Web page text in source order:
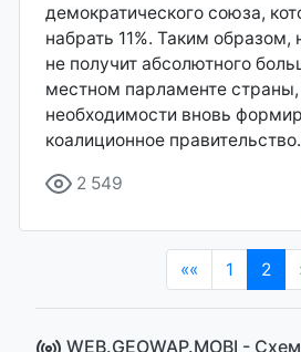
демократического союза,
набрать 11%. Таким образом,
не получит абсолютного
местном парламенте страны,
необходимости вновь
коалиционное правительство.
2 549
«« 1 2
WEB.GEOWAP.MOBI -